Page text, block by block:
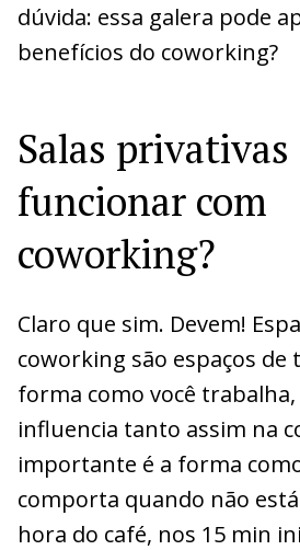
dúvida: essa galera pode
benefícios do coworking?
Salas privativas
funcionar com
coworking?
Claro que sim. Devem!
coworking são espaços de
forma como você
influencia tanto assim na
importante é a forma
comporta quando não
hora do café, nos 15 min